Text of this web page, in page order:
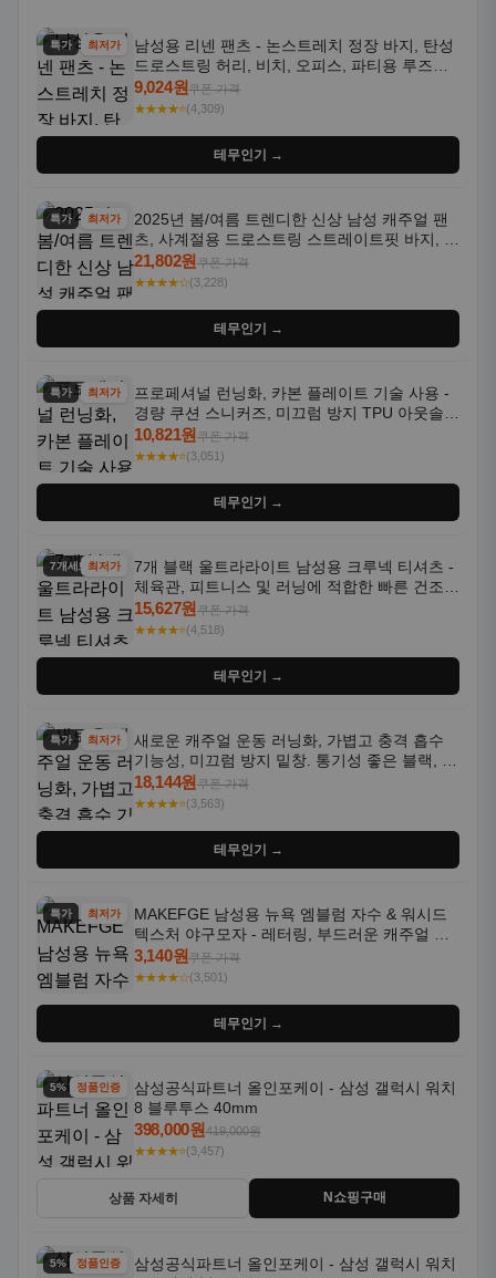
특가 최저가
남성용 리넨 팬츠 - 논스트레치 정장 바지, 탄성
드로스트링 허리, 비치, 오피스, 파티용 루즈핏
트라우저 - 세탁기 사용 가능한 캐주얼 정장 의
상
9,024원쿠폰 가격
★★★★⭐(4,309)
테무인기 →
특가 최저가
2025년 봄/여름 트렌디한 신상 남성 캐주얼 팬
츠, 사계절용 드로스트링 스트레이트핏 바지, 한
국 스타일, 활용도 높은 아웃도어 및 정장용, 발
목 바지
21,802원쿠폰 가격
★★★★☆(3,228)
테무인기 →
특가 최저가
프로페셔널 런닝화, 카본 플레이트 기술 사용 -
경량 쿠션 스니커즈, 미끄럼 방지 TPU 아웃솔,
통기성 화이트-퍼플 그라데이션, 헬스, 트레이
닝 - 남성용, 여성용, 모든 계절에 적합
10,821원쿠폰 가격
★★★★⭐(3,051)
테무인기 →
7개세트최저가
7개 블랙 울트라라이트 남성용 크루넥 티셔츠 -
체육관, 피트니스 및 러닝에 적합한 빠른 건조,
통기성 좋은 수분 흡수 반팔 운동복
15,627원쿠폰 가격
★★★★⭐(4,518)
테무인기 →
특가 최저가
새로운 캐주얼 운동 러닝화, 가볍고 충격 흡수
기능성, 미끄럼 방지 밑창. 통기성 좋은 블랙, 화
이트, 퍼플 그라데이션 색상
18,144원쿠폰 가격
★★★★⭐(3,563)
테무인기 →
특가 최저가
MAKEFGE 남성용 뉴욕 엠블럼 자수 & 워시드
텍스처 야구모자 - 레터링, 부드러운 캐주얼 모
자, NYC 스타일
3,140원쿠폰 가격
★★★★☆(3,501)
테무인기 →
5% 할인정품인증
삼성공식파트너 올인포케이 - 삼성 갤럭시 워치
8 블루투스 40mm
398,000원419,000원
★★★★⭐(3,457)
상품 자세히 N쇼핑구매
5% 할인정품인증
삼성공식파트너 올인포케이 - 삼성 갤럭시 워치